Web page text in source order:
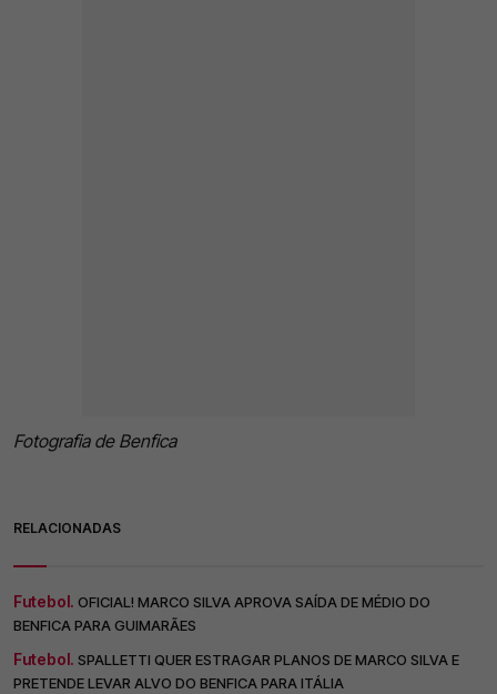
Fotografia de Benfica
RELACIONADAS
Futebol. OFICIAL! MARCO SILVA APROVA SAÍDA DE MÉDIO DO
BENFICA PARA GUIMARÃES
Futebol. SPALLETTI QUER ESTRAGAR PLANOS DE MARCO SILVA E
PRETENDE LEVAR ALVO DO BENFICA PARA ITÁLIA